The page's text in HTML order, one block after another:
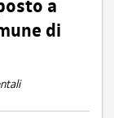
a
di